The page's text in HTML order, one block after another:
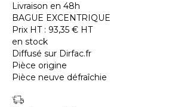
Livraison en 48h
BAGUE EXCENTRIQUE
Prix HT : 93,35 € HT
en stock
Diffusé sur Dirfac.fr
Pièce origine
Pièce neuve défraîchie